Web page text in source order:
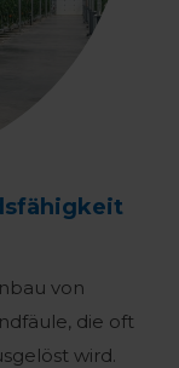
von
die oft
wird.